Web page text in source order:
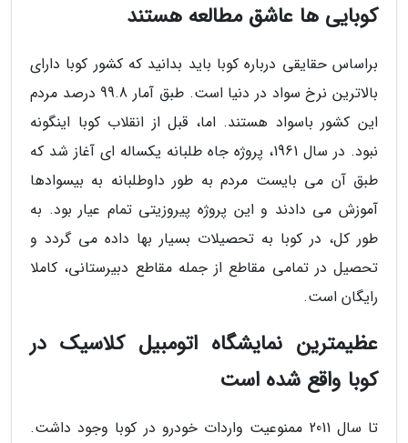
کوبایی ها عاشق مطالعه هستند
براساس حقایقی درباره کوبا باید بدانید که کشور کوبا دارای
بالاترین نرخ سواد در دنیا است. طبق آمار 99.8 درصد مردم
این کشور باسواد هستند. اما، قبل از انقلاب کوبا اینگونه
نبود. در سال 1961، پروژه جاه طلبانه یکساله ای آغاز شد که
طبق آن می بایست مردم به طور داوطلبانه به بیسوادها
آموزش می دادند و این پروژه پیروزیتی تمام عیار بود. به
طور کل، در کوبا به تحصیلات بسیار بها داده می گردد و
تحصیل در تمامی مقاطع از جمله مقاطع دبیرستانی، کاملا
رایگان است.
عظیمترین نمایشگاه اتومبیل کلاسیک در
کوبا واقع شده است
تا سال 2011 ممنوعیت واردات خودرو در کوبا وجود داشت.